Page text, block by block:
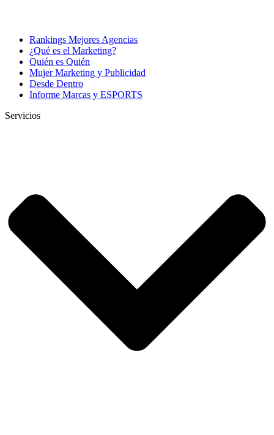
Rankings Mejores Agencias
¿Qué es el Marketing?
Quién es Quién
Mujer Marketing y Publicidad
Desde Dentro
Informe Marcas y ESPORTS
Servicios